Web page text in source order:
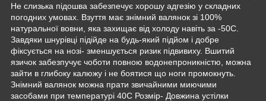
Не слизька підошва забезпечує хорошу адгезію у складних
погодних умовах. Взуття має знімний валянок зі 100%
натуральної вовни, яка захищає від холоду навіть за -50С.
Завдяки шнурівці підійде на будь-який підйом і добре
фіксується на нозі- зменшується ризик підвивиху. Вшитий
язичок забезпучує чоботи повною водонепроникністю, можна
зайти в глибоку калюжу і не боятися що ноги промокнуть.
Знімний валянок можна прати звичайними миючими
засобами при температурі 40С Розмір- Довжина устілки